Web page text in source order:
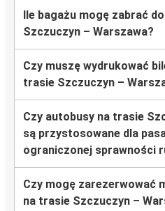
Ile bagażu mogę zabrać
Szczuczyn – Warszawa?
Czy muszę wydrukować
trasie Szczuczyn –
Czy autobusy na trasie
są przystosowane dla
ograniczonej sprawności
Czy mogę zarezerwować
na trasie Szczuczyn –